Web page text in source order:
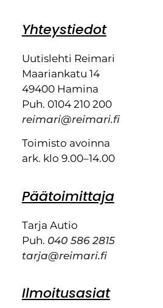
Yhteystiedot
Uutislehti Reimari
Maariankatu 14
49400 Hamina
Puh. 0104 210 200
reimari@reimari.fi
Toimisto avoinna
ark. klo 9.00–14.00
Päätoimittaja
Tarja Autio
Puh. 040 586 2815
tarja@reimari.fi
Ilmoitusasiat